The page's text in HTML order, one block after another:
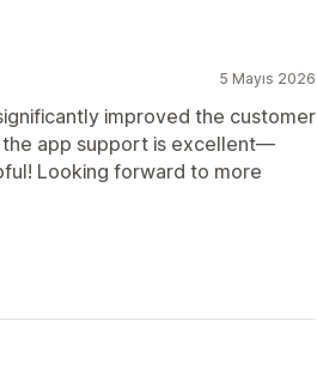
5 Mayıs 2026
improved the customer
app support is excellent—
Looking forward to more